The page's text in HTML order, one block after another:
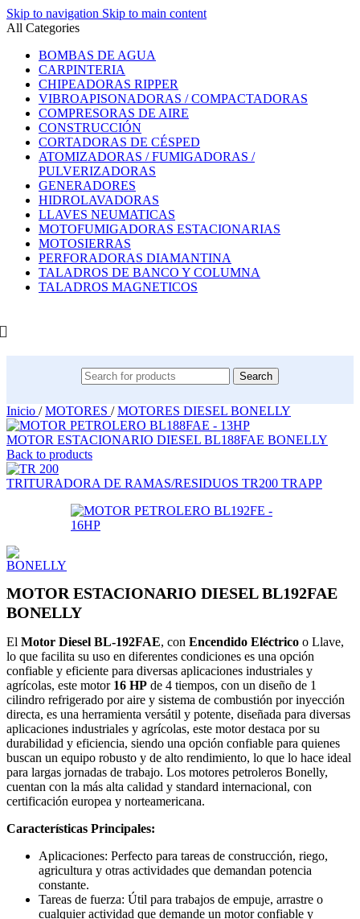
Skip to navigation Skip to main content
All Categories
BOMBAS DE AGUA
CARPINTERIA
CHIPEADORAS RIPPER
VIBROAPISONADORAS / COMPACTADORAS
COMPRESORAS DE AIRE
CONSTRUCCIÓN
CORTADORAS DE CÉSPED
ATOMIZADORAS / FUMIGADORAS /
PULVERIZADORAS
GENERADORES
HIDROLAVADORAS
LLAVES NEUMATICAS
MOTOFUMIGADORAS ESTACIONARIAS
MOTOSIERRAS
PERFORADORAS DIAMANTINA
TALADROS DE BANCO Y COLUMNA
TALADROS MAGNETICOS
Search
Inicio / MOTORES / MOTORES DIESEL BONELLY
MOTOR ESTACIONARIO DIESEL BL188FAE BONELLY
Back to products
TRITURADORA DE RAMAS/RESIDUOS TR200 TRAPP
MOTOR ESTACIONARIO DIESEL BL192FAE
BONELLY
El Motor Diesel BL-192FAE, con Encendido Eléctrico o Llave,
lo que facilita su uso en diferentes condiciones es una opción
confiable y eficiente para diversas aplicaciones industriales y
agrícolas, este motor 16 HP de 4 tiempos, con un diseño de 1
cilindro refrigerado por aire y sistema de combustión por inyección
directa, es una herramienta versátil y potente, diseñada para diversas
aplicaciones industriales y agrícolas, este motor destaca por su
durabilidad y eficiencia, siendo una opción confiable para quienes
buscan un equipo robusto y de alto rendimiento, lo que lo hace ideal
para largas jornadas de trabajo. Los motores petroleros Bonelly,
cuentan con la más alta calidad y standard internacional, con
certificación europea y norteamericana.
Características Principales:
Aplicaciones: Perfecto para tareas de construcción, riego,
agricultura y otras actividades que demandan potencia
constante.
Tareas de fuerza: Útil para trabajos de empuje, arrastre o
cualquier actividad que demande un motor confiable y